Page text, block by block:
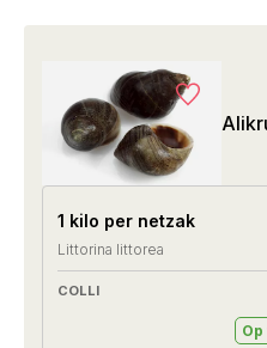
1 kilo per netzak
Littorina littorea